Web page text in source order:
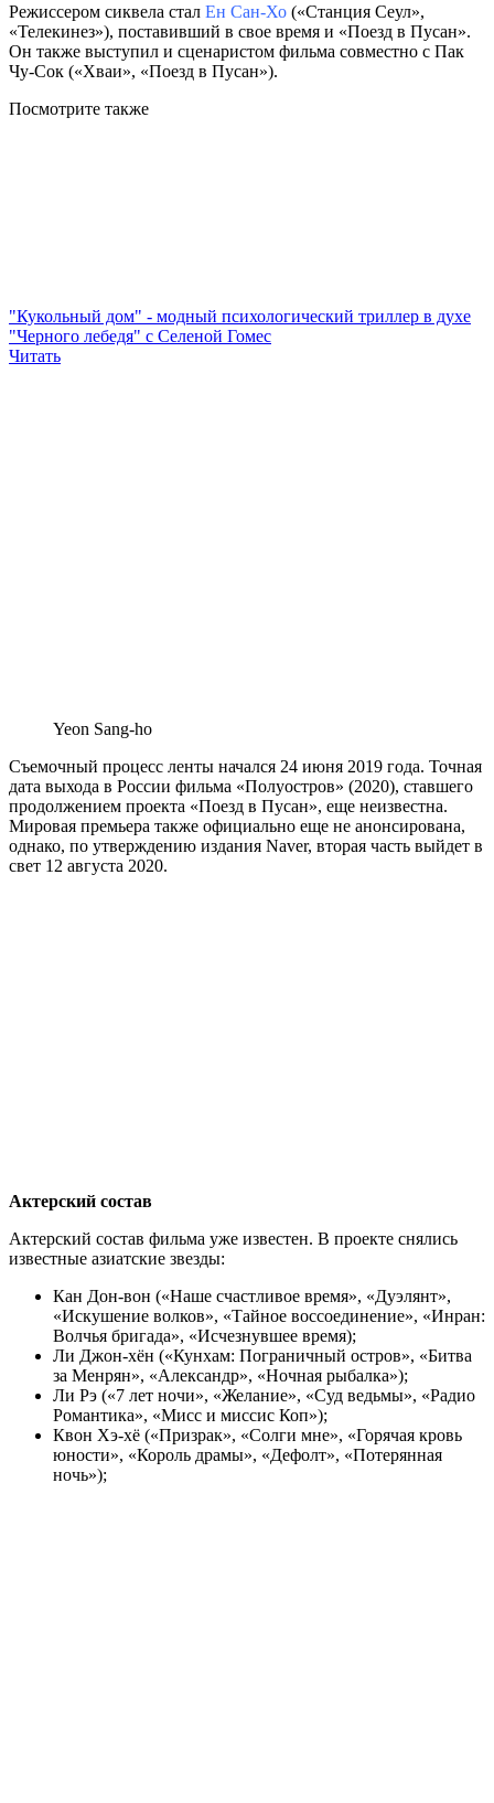
Режиссером сиквела стал Ен Сан-Хо («Станция Сеул»,
«Телекинез»), поставивший в свое время и «Поезд в Пусан».
Он также выступил и сценаристом фильма совместно с Пак
Чу-Сок («Хваи», «Поезд в Пусан»).
Посмотрите также
"Кукольный дом" - модный психологический триллер в духе
"Черного лебедя" с Селеной Гомес
Читать
Yeon Sang-ho
Съемочный процесс ленты начался 24 июня 2019 года. Точная
дата выхода в России фильма «Полуостров» (2020), ставшего
продолжением проекта «Поезд в Пусан», еще неизвестна.
Мировая премьера также официально еще не анонсирована,
однако, по утверждению издания Naver, вторая часть выйдет в
свет 12 августа 2020.
Актерский состав
Актерский состав фильма уже известен. В проекте снялись
известные азиатские звезды:
Кан Дон-вон («Наше счастливое время», «Дуэлянт»,
«Искушение волков», «Тайное воссоединение», «Инран:
Волчья бригада», «Исчезнувшее время);
Ли Джон-хён («Кунхам: Пограничный остров», «Битва
за Менрян», «Александр», «Ночная рыбалка»);
Ли Рэ («7 лет ночи», «Желание», «Суд ведьмы», «Радио
Романтика», «Мисс и миссис Коп»);
Квон Хэ-хё («Призрак», «Солги мне», «Горячая кровь
юности», «Король драмы», «Дефолт», «Потерянная
ночь»);